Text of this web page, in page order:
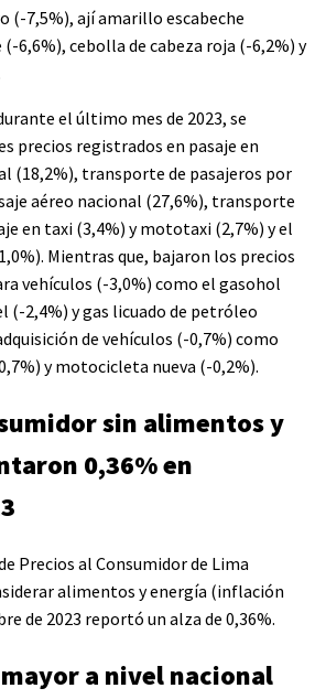
(-7,5%), ají amarillo escabeche
6,6%), cebolla de cabeza roja (-6,2%) y
el último mes de 2023, se
precios registrados en pasaje en
(18,2%), transporte de pasajeros por
aéreo nacional (27,6%), transporte
en taxi (3,4%) y mototaxi (2,7%) y el
Mientras que, bajaron los precios
vehículos (-3,0%) como el gasohol
(-2,4%) y gas licuado de petróleo
de vehículos (-0,7%) como
y motocicleta nueva (-0,2%).
sin alimentos y
0,36% en
Precios al Consumidor de Lima
alimentos y energía (inflación
de 2023 reportó un alza de 0,36%.
a nivel nacional